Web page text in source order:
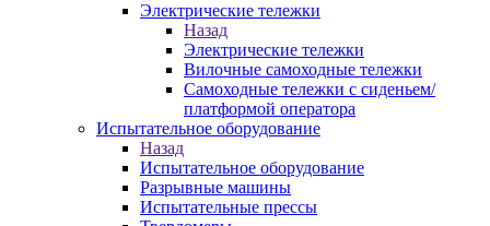
Электрические тележки
Назад
Электрические тележки
Вилочные самоходные тележки
Самоходные тележки с сиденьем/
платформой оператора
Испытательное оборудование
Назад
Испытательное оборудование
Разрывные машины
Испытательные прессы